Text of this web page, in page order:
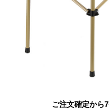
ご注文確定から